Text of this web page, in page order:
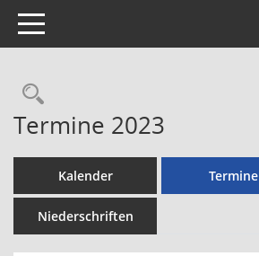
Toggle navigation
Rechercheauswahl
Termine 2023
Kalender Termine
Niederschriften